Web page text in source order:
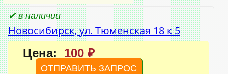
✔ в наличии
Новосибирск, ул. Тюменская 18 к 5
Цена: 100 ₽
ОТПРАВИТЬ ЗАПРОС